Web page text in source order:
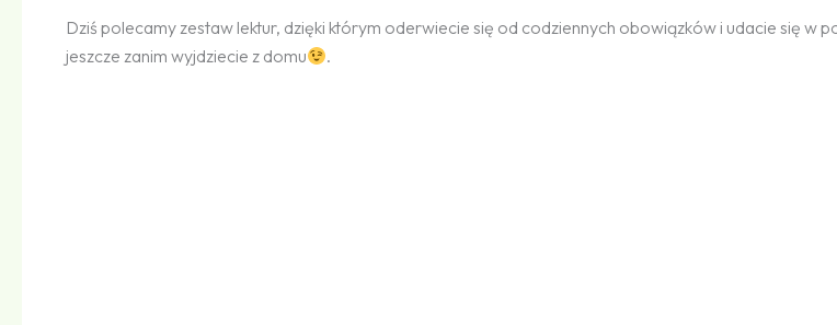
Dziś polecamy zestaw lektur, dzięki którym oderwiecie się od codziennych obowiązków i udacie się w
jeszcze zanim wyjdziecie z domu
.